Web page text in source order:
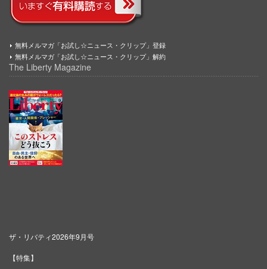
無料メルマガ「お試し☆ニュース・クリップ」登録
無料メルマガ「お試し☆ニュース・クリップ」解約
The Liberty Magazine
ザ・リバティ2026年9月号
【特集】